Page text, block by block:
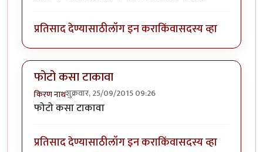
प्रतिसाद देण्यासाठीलॉग इन कराकिंवासदस्य व्हा
फोटो कसा टाकावा
किरण नाथशुक्रवार, 25/09/2015 09:26
फोटो कसा टाकावा
प्रतिसाद देण्यासाठीलॉग इन कराकिंवासदस्य व्हा